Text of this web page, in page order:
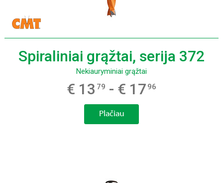
Spiraliniai grąžtai, serija 372
Nekiauryminiai grąžtai
€ 13 79 - € 17 96
Plačiau